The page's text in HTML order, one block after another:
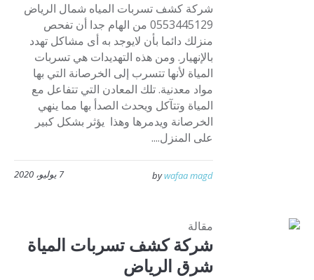
شركة كشف تسربات المياه شمال الرياض
0553445129 من الهام جدا أن تفحص
منزلك دائما بأن لايوجد به أى مشاكل تهدد
بالإنهيار. ومن هذه التهديدات هي تسربات
المياة لأنها تتسرب إلى الخرصانة التي بها
مواد معدنية. تلك المعادن التي تتفاعل مع
المياة وتتآكل ويحدث الصدأ بها مما ينهي
الخرصانة ويدمرها وهذا يؤثر بشكل كبير
على المنزل....
7 يوليو، 2020 bywafaa magd
مقالة
شركة كشف تسربات المياة
شرق الرياض